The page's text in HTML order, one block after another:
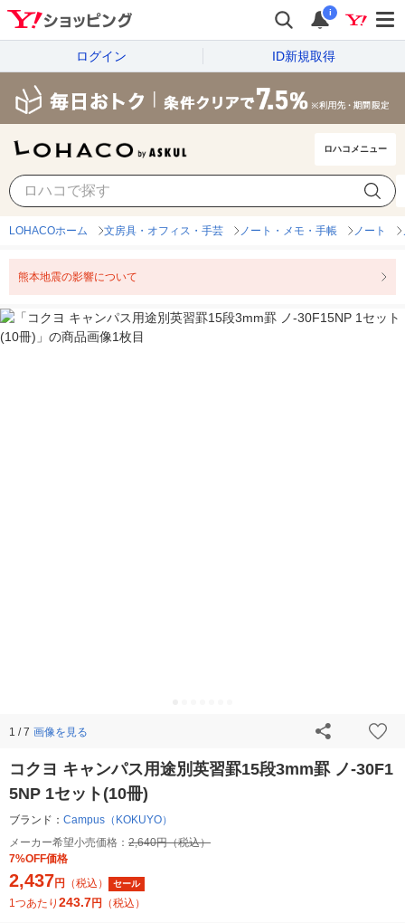
i
ログイン ID新規取得
ロハコメニュー
LOHACOホーム 文房具・オフィス・手芸 ノート・メモ・手帳 ノート
熊本地震の影響について
1 / 7 画像を見る
コクヨ キャンパス用途別英習罫15段3mm罫 ノ-30F1
5NP 1セット(10冊)
ブランド： Campus（KOKUYO）
メーカー希望小売価格： 2,640円（税込）
7%OFF価格
2,437円 （税込） セール
1つあたり 243.7円 （税込）